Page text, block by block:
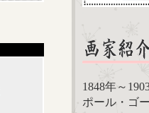
1848年～
ポール・ゴ